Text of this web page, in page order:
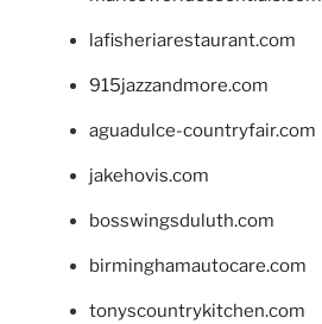
lafisheriarestaurant.com
915jazzandmore.com
aguadulce-countryfair.com
jakehovis.com
bosswingsduluth.com
birminghamautocare.com
tonyscountrykitchen.com